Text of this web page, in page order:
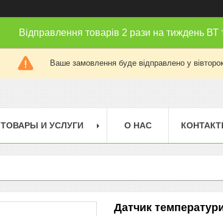
Відправлення товарів 2 рази на тиждень ВТ
Ваше замовлення буде відправлено у
ТОВАРЫ И УСЛУГИ О НАС
Датчик